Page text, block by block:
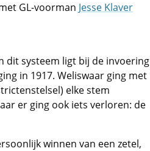
GL-voorman Jesse Klaver
dit systeem ligt bij de invoering
in 1917. Weliswaar ging met
elke stem
er ging ook iets verloren: de
winnen van een zetel,